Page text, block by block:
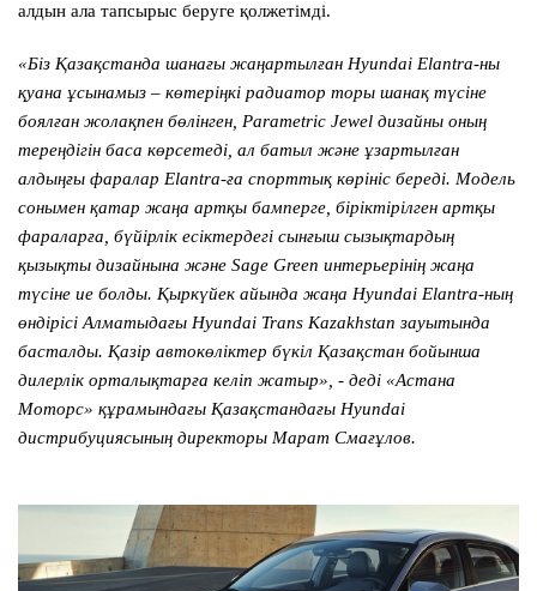
алдын ала тапсырыс беруге қолжетімді.
«Біз Қазақстанда шанағы жаңартылған Hyundai Elantra-ны
қуана ұсынамыз – көтеріңкі радиатор торы шанақ түсіне
боялған жолақпен бөлінген, Parametric Jewel дизайны оның
тереңдігін баса көрсетеді, ал батыл және ұзартылған
алдыңғы фаралар Elantra-ға спорттық көрініс береді. Модель
сонымен қатар жаңа артқы бамперге, біріктірілген артқы
фараларға, бүйірлік есіктердегі сынғыш сызықтардың
қызықты дизайнына және Sage Green интерьерінің жаңа
түсіне ие болды. Қыркүйек айында жаңа Hyundai Elantra-ның
өндірісі Алматыдағы Hyundai Trans Kazakhstan зауытында
басталды. Қазір автокөліктер бүкіл Қазақстан бойынша
дилерлік орталықтарға келіп жатыр», - деді «Астана
Моторс» құрамындағы Қазақстандағы Hyundai
дистрибуциясының директоры Марат Смағұлов.